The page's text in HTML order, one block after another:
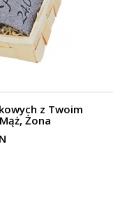
z Twoim
Żona